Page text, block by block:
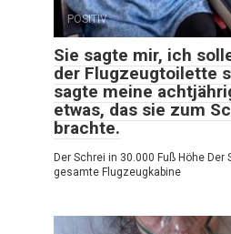
POSITIV
Sie sagte mir, ich
der Flugzeugtoilette
sagte meine
etwas, das sie zum
brachte.
Der Schrei in 30.000 Fuß Höhe Der
gesamte Flugzeugkabine